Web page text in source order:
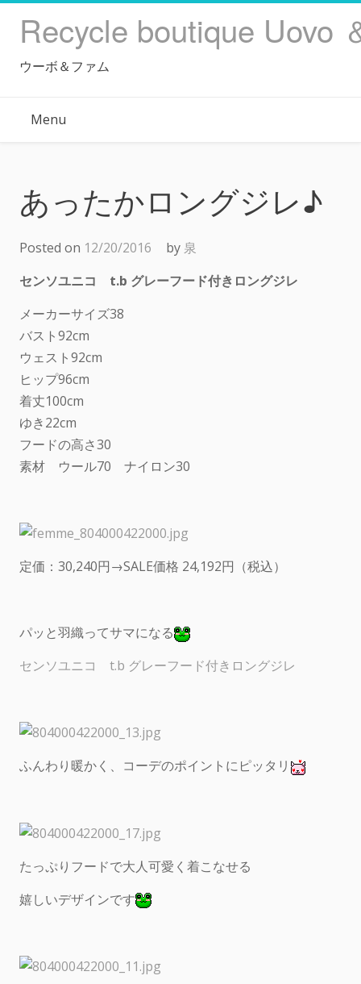
Recycle boutique Uovo
ウーボ＆ファム
Menu
あったかロングジレ♪
Posted on 12/20/2016 by 泉
センソユニコ t.b グレーフード付きロングジレ
メーカーサイズ38
バスト92cm
ウェスト92cm
ヒップ96cm
着丈100cm
ゆき22cm
フードの高さ30
素材 ウール70 ナイロン30
定価：30,240円→SALE価格 24,192円（税込）
パッと羽織ってサマになる
センソユニコ t.b グレーフード付きロングジレ
ふんわり暖かく、コーデのポイントにピッタリ
たっぷりフードで大人可愛く着こなせる
嬉しいデザインです